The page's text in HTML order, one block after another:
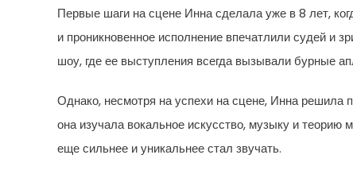
Первые шаги на сцене Инна сделала уже в 8 лет,
и проникновенное исполнение впечатлили судей и
шоу, где ее выступления всегда вызывали бурные
Однако, несмотря на успехи на сцене, Инна решила
она изучала вокальное искусство, музыку и теорию
еще сильнее и уникальнее стал звучать.